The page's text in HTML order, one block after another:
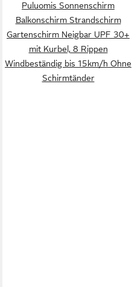
Puluomis Sonnenschirm
Balkonschirm Strandschirm
Gartenschirm Neigbar UPF 30+
mit Kurbel, 8 Rippen
Windbeständig bis 15km/h Ohne
Schirmtänder